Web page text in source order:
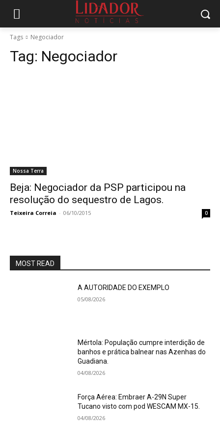
Tags Negociador
Tag: Negociador
Nossa Terra
Beja: Negociador da PSP participou na
resolução do sequestro de Lagos.
Teixeira Correia - 06/10/2015 0
MOST READ
A AUTORIDADE DO EXEMPLO
05/08/2026
Mértola: População cumpre interdição de
banhos e prática balnear nas Azenhas do
Guadiana.
04/08/2026
Força Aérea: Embraer A-29N Super
Tucano visto com pod WESCAM MX-15.
04/08/2026